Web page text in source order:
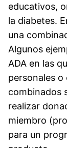
educativos,
la diabetes.
una
Algunos
ADA en las
personales
combinados
realizar
miembro
para un